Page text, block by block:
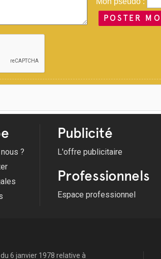
POSTER
?
Publicité
L'offre publicitaire
Professionnels
Espace professionnel
6 janvier 1978 relative à